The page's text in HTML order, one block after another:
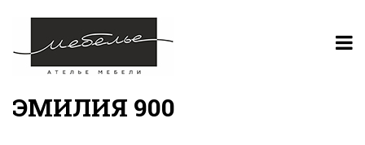
ЭМИЛИЯ 900